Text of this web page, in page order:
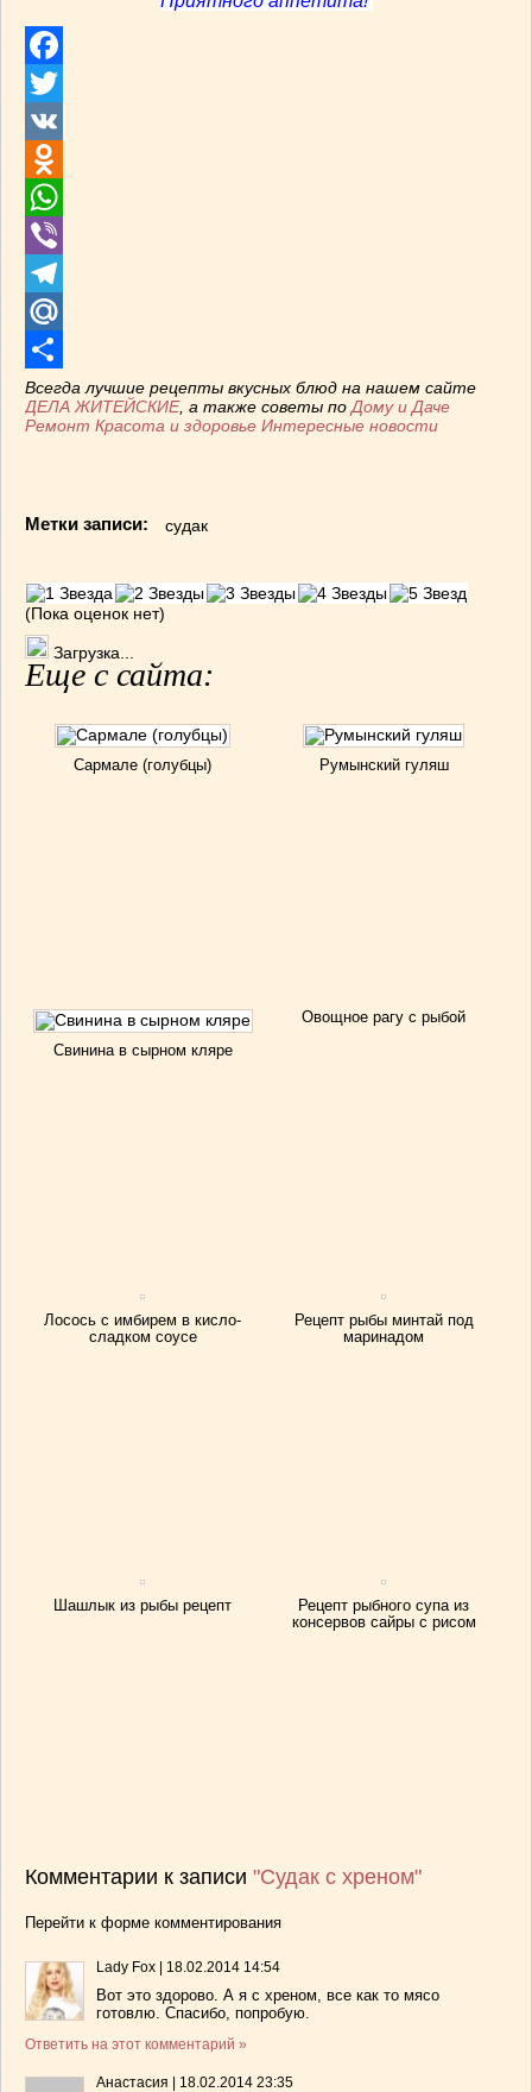
ЛАЙФХАК
МОДА
РЕМОНТ
японская кухня
Facebook
Twitter
VK
Odnoklassniki
WhatsApp
Viber
Telegram
Mail.Ru
Отправить
Всегда лучшие рецепты вкусных блюд на нашем сайте
ДЕЛА ЖИТЕЙСКИЕ, а также советы по Дому и Даче
Ремонт Красота и здоровье Интересные новости
Метки записи: судак
(Пока оценок нет)
Загрузка...
Еще с сайта:
Сармале (голубцы) Румынский гуляш
Свинина в сырном кляре
Овощное рагу с рыбой
Лосось с имбирем в кисло-
сладком соусе
Рецепт рыбы минтай под
маринадом
Шашлык из рыбы рецепт
Рецепт рыбного супа из
консервов сайры с рисом
Комментарии к записи "Судак с хреном"
Перейти к форме комментирования
Lady Fox 18.02.2014 14:54
Вот это здорово. А я с хреном, все как то мясо
готовлю. Спасибо, попробую.
Ответить на этот комментарий »
Анастасия 18.02.2014 23:35